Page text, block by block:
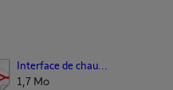
Interface de chau...
1,7 Mo